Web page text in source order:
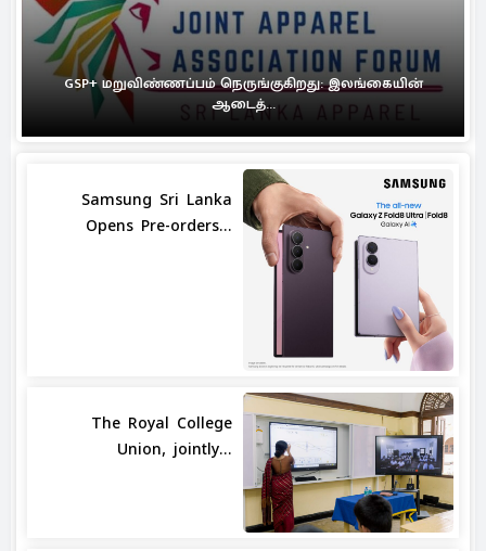
GSP+ மறுவிண்ணப்பம் நெருங்குகிறது: இலங்கையின்
ஆடைத்...
Samsung Sri Lanka
Opens Pre-orders...
The Royal College
Union, jointly...